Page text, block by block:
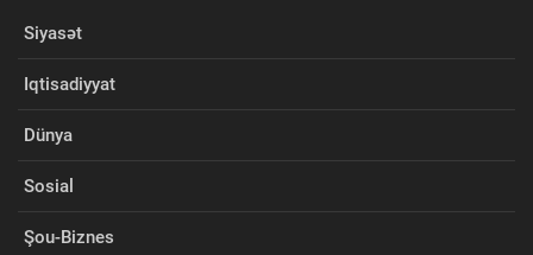
Siyasət
Iqtisadiyyat
Dünya
Sosial
Şou-Biznes